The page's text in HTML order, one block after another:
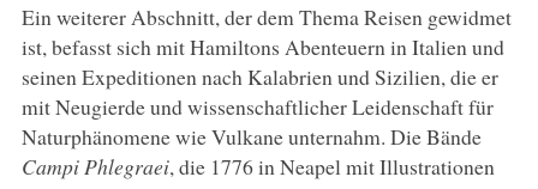
Ein weiterer Abschnitt, der dem Thema Reisen gewidmet
ist, befasst sich mit Hamiltons Abenteuern in Italien und
seinen Expeditionen nach Kalabrien und Sizilien, die er
mit Neugierde und wissenschaftlicher Leidenschaft für
Naturphänomene wie Vulkane unternahm. Die Bände
Campi Phlegraei, die 1776 in Neapel mit Illustrationen